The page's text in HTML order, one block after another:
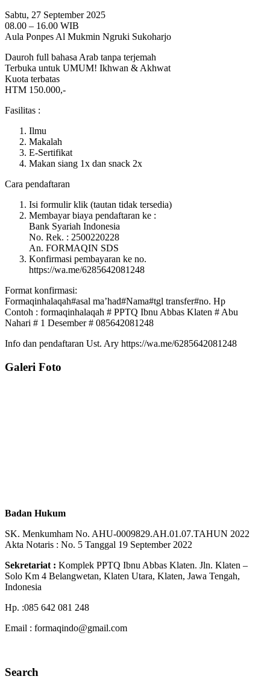
Sabtu, 27 September 2025
08.00 – 16.00 WIB
Aula Ponpes Al Mukmin Ngruki Sukoharjo
Dauroh full bahasa Arab tanpa terjemah
Terbuka untuk UMUM! Ikhwan & Akhwat
Kuota terbatas
HTM 150.000,-
Fasilitas :
Ilmu
Makalah
E-Sertifikat
Makan siang 1x dan snack 2x
Cara pendaftaran
Isi formulir klik (tautan tidak tersedia)
Membayar biaya pendaftaran ke :
Bank Syariah Indonesia
No. Rek. : 2500220228
An. FORMAQIN SDS
Konfirmasi pembayaran ke no.
https://wa.me/6285642081248
Format konfirmasi:
Formaqinhalaqah#asal ma’had#Nama#tgl transfer#no. Hp
Contoh : formaqinhalaqah # PPTQ Ibnu Abbas Klaten # Abu
Nahari # 1 Desember # 085642081248
Info dan pendaftaran Ust. Ary https://wa.me/6285642081248
Galeri Foto
Badan Hukum
SK. Menkumham No. AHU-0009829.AH.01.07.TAHUN 2022
Akta Notaris : No. 5 Tanggal 19 September 2022
Sekretariat : Komplek PPTQ Ibnu Abbas Klaten. Jln. Klaten –
Solo Km 4 Belangwetan, Klaten Utara, Klaten, Jawa Tengah,
Indonesia
Hp. :085 642 081 248
Email : formaqindo@gmail.com
Search